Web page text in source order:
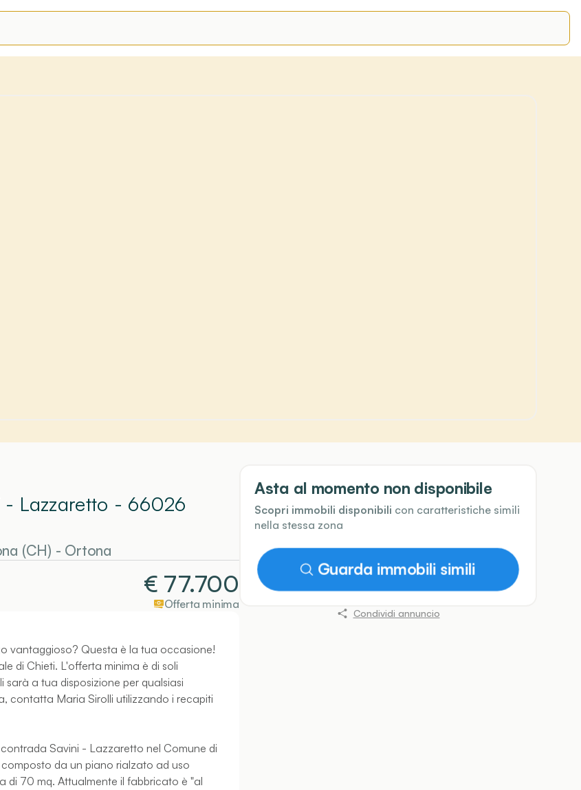
- Lazzaretto - 66026
(CH) - Ortona
€ 77.700
Offerta minima
vantaggioso? Questa è la tua occasione!
di Chieti. L'offerta minima è di soli
a tua disposizione per qualsiasi
contatta Maria Sirolli utilizzando i recapiti
Savini - Lazzaretto nel Comune di
da un piano rialzato ad uso
di 70 mq. Attualmente il fabbricato è "al
Asta al momento non disponibile
Scopri immobili disponibili con caratteristiche simili
nella stessa zona
Guarda immobili simili
Condividi annuncio